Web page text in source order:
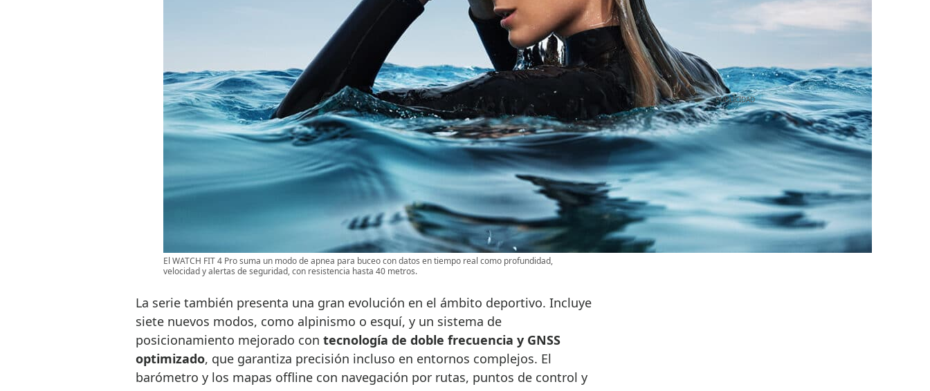
El WATCH FIT 4 Pro suma un modo de apnea para buceo con datos en tiempo real como profundidad,
velocidad y alertas de seguridad, con resistencia hasta 40 metros.
La serie también presenta una gran evolución en el ámbito deportivo. Incluye
siete nuevos modos, como alpinismo o esquí, y un sistema de
posicionamiento mejorado con tecnología de doble frecuencia y GNSS
optimizado, que garantiza precisión incluso en entornos complejos. El
barómetro y los mapas offline con navegación por rutas, puntos de control y